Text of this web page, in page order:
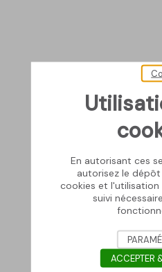
En autorisant ces
autorisez le
cookies et
suivi
ACCEPTER